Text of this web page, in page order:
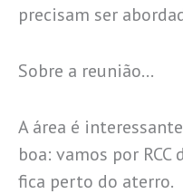
precisam ser
Sobre a reunião…
A área é
boa: vamos por
fica perto do aterro.